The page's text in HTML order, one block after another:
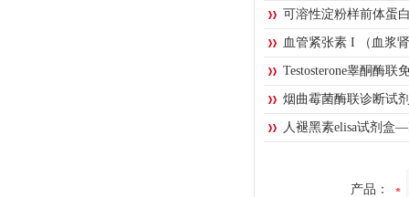
可溶性淀粉样前体蛋
血管紧张素 I （血浆
Testosterone睾酮酶联
烟曲霉菌酶联诊断试
人褪黑素elisa试剂盒
产品：